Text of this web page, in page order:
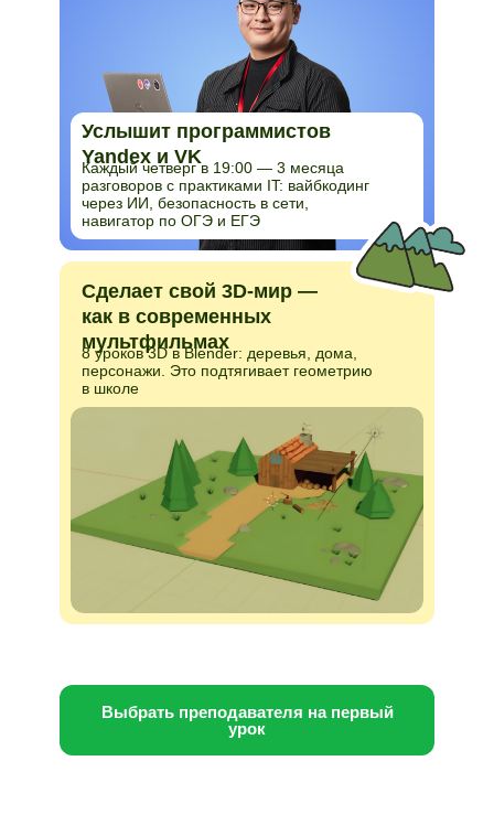
Услышит программистов
Yandex и VK
Каждый четверг в 19:00 — 3 месяца
разговоров с практиками IT: вайбкодинг
через ИИ, безопасность в сети,
навигатор по ОГЭ и ЕГЭ
Сделает свой 3D-мир —
как в современных
мультфильмах
8 уроков 3D в Blender: деревья, дома,
персонажи. Это подтягивает геометрию
в школе
Выбрать преподавателя на первый
урок